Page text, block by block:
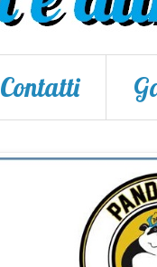
Contatti